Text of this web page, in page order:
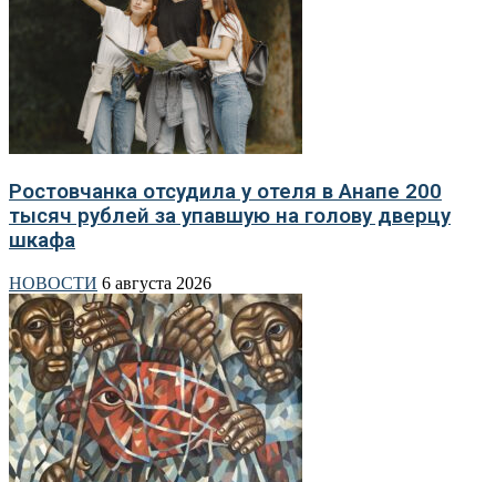
Ростовчанка отсудила у отеля в Анапе 200
тысяч рублей за упавшую на голову дверцу
шкафа
НОВОСТИ 6 августа 2026